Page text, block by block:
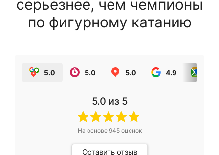
серьезнее, чем чемпионы
по фигурному катанию
5.0 5.0 5.0 4.9
5.0 из 5
На основе 945оценок
Оставить отзыв